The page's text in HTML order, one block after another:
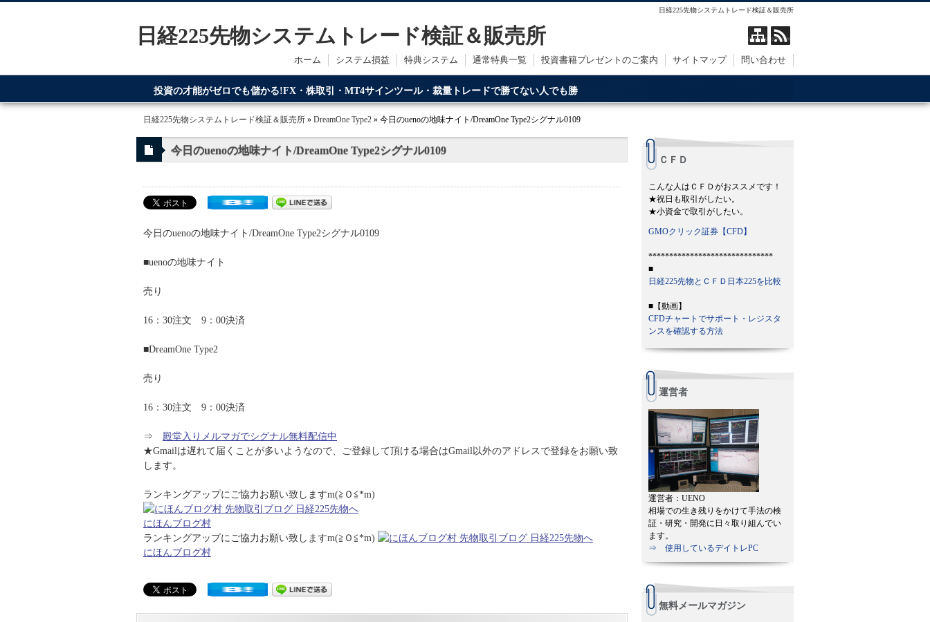
日経225先物システムトレード検証＆販売所
日経225先物システムトレード検証＆販売所
ホーム システム損益 特典システム 通常特典一覧 投資書籍プレゼントのご案内 サイトマップ 問い合わせ
投資の才能がゼロでも儲かる!FX・株取引・MT4サインツール・裁量トレードで勝てない人でも勝
てるのが日経225先物システムトレードです。
日経225先物システムトレード検証＆販売所 » DreamOne Type2 » 今日のuenoの地味ナイト/DreamOne Type2シグナル0109
今日のuenoの地味ナイト/DreamOne Type2シグナル0109
今日のuenoの地味ナイト/DreamOne Type2シグナル0109
■uenoの地味ナイト
売り
16：30注文 9：00決済
■DreamOne Type2
売り
16：30注文 9：00決済
⇒ 殿堂入りメルマガでシグナル無料配信中
★Gmailは遅れて届くことが多いようなので、ご登録して頂ける場合はGmail以外のアドレスで登録をお願い致
します。
ランキングアップにご協力お願い致しますm(≧Ｏ≦*m)
にほんブログ村
ランキングアップにご協力お願い致しますm(≧Ｏ≦*m)
にほんブログ村
ＣＦＤ
こんな人はＣＦＤがおススメです！
★祝日も取引がしたい。
★小資金で取引がしたい。
GMOクリック証券【CFD】
******************************
■
日経225先物とＣＦＤ日本225を比較
■【動画】
CFDチャートでサポート・レジスタ
ンスを確認する方法
運営者
運営者：UENO
相場での生き残りをかけて手法の検
証・研究・開発に日々取り組んでい
ます。
⇒ 使用しているデイトレPC
無料メールマガジン